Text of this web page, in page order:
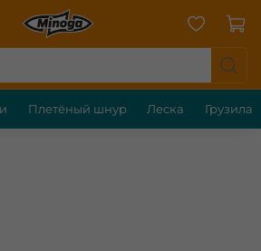
Плетёный шнур Леска Грузила